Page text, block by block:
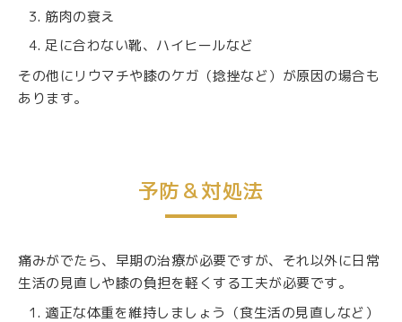
筋肉の衰え
足に合わない靴、ハイヒールなど
その他にリウマチや膝のケガ（捻挫など）が原因の場合も
あります。
予防＆対処法
痛みがでたら、早期の治療が必要ですが、それ以外に日常
生活の見直しや膝の負担を軽くする工夫が必要です。
適正な体重を維持しましょう（食生活の見直しなど）